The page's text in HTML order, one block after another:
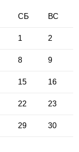
СБ ВС
1 2
8 9
15 16
22 23
29 30